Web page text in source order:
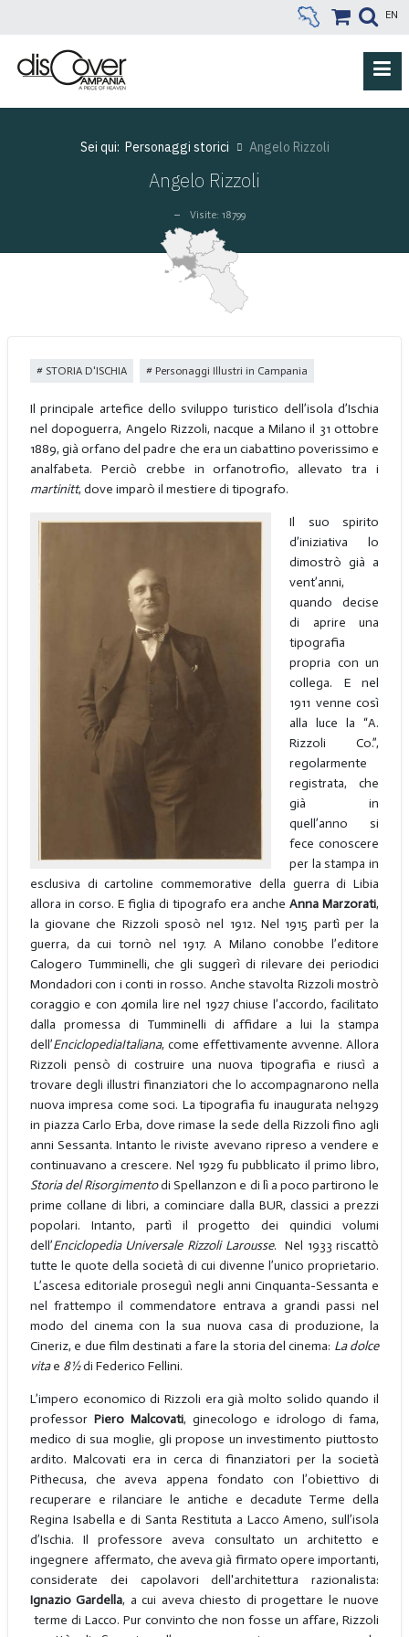
EN
Sei qui: Personaggi storici Angelo Rizzoli
Angelo Rizzoli
Visite: 18799
STORIA D'ISCHIA Personaggi Illustri in Campania
Il principale artefice dello sviluppo turistico dell’isola d’Ischia
nel dopoguerra, Angelo Rizzoli, nacque a Milano il 31 ottobre
1889, già orfano del padre che era un ciabattino poverissimo e
analfabeta. Perciò crebbe in orfanotrofio, allevato tra i
martinitt, dove imparò il mestiere di tipografo.
Il suo spirito
d’iniziativa lo
dimostrò già a
vent’anni,
quando decise
di aprire una
tipografia
propria con un
collega. E nel
1911 venne così
alla luce la “A.
Rizzoli Co.”,
regolarmente
registrata, che
già in
quell’anno si
fece conoscere
per la stampa in
esclusiva di cartoline commemorative della guerra di Libia
allora in corso. E figlia di tipografo era ancheAnna Marzorati,
la giovane che Rizzoli sposò nel 1912. Nel 1915 partì per la
guerra, da cui tornò nel 1917. A Milano conobbe l’editore
Calogero Tumminelli, che gli suggerì di rilevare dei periodici
Mondadori con i conti in rosso. Anche stavolta Rizzoli mostrò
coraggio e con 40mila lire nel 1927 chiuse l’accordo, facilitato
dalla promessa di Tumminelli di affidare a lui la stampa
dell’EnciclopediaItaliana, come effettivamente avvenne. Allora
Rizzoli pensò di costruire una nuova tipografia e riuscì a
trovare degli illustri finanziatori che lo accompagnarono nella
nuova impresa come soci. La tipografia fu inaugurata nel1929
in piazza Carlo Erba, dove rimase la sede della Rizzoli fino agli
anni Sessanta. Intanto le riviste avevano ripreso a vendere e
continuavano a crescere. Nel 1929 fu pubblicato il primo libro,
Storia del Risorgimentodi Spellanzon e di lì a poco partirono le
prime collane di libri, a cominciare dalla BUR, classici a prezzi
popolari. Intanto, partì il progetto dei quindici volumi
dell’Enciclopedia Universale Rizzoli Larousse. Nel 1933 riscattò
tutte le quote della società di cui divenne l’unico proprietario.
L’ascesa editoriale proseguì negli anni Cinquanta-Sessanta e
nel frattempo il commendatore entrava a grandi passi nel
modo del cinema con la sua nuova casa di produzione, la
Cineriz, e due film destinati a fare la storia del cinema: La dolce
vitae 8½di Federico Fellini.
L’impero economico di Rizzoli era già molto solido quando il
professor Piero Malcovati, ginecologo e idrologo di fama,
medico di sua moglie, gli propose un investimento piuttosto
ardito. Malcovati era in cerca di finanziatori per la società
Pithecusa, che aveva appena fondato con l’obiettivo di
recuperare e rilanciare le antiche e decadute Terme della
Regina Isabella e di Santa Restituta a Lacco Ameno, sull’isola
d’Ischia. Il professore aveva consultato un architetto e
ingegnere affermato, che aveva già firmato opere importanti,
considerate dei capolavori dell'architettura razionalista:
Ignazio Gardella, a cui aveva chiesto di progettare le nuove
terme di Lacco. Pur convinto che non fosse un affare, Rizzoli